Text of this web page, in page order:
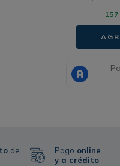
157
de
Pago online
y a crédito